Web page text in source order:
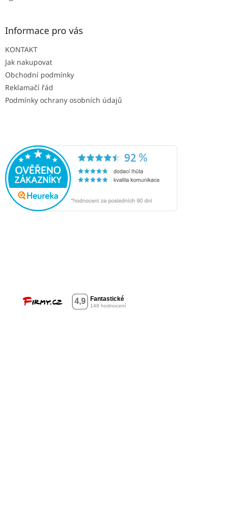
Informace pro vás
KONTAKT
Jak nakupovat
Obchodní podmínky
Reklamačí řád
Podmínky ochrany osobních údajů